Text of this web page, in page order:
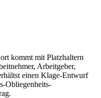
kommt mit Platzhaltern
Arbeitgeber,
einen Klage-Entwurf
Obliegenheits-